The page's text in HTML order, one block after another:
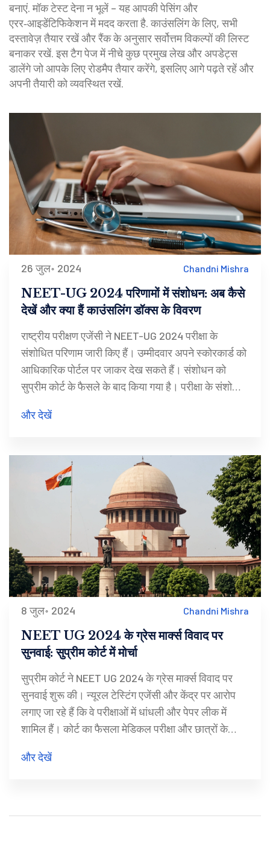
बनाएं. मॉक टेस्ट देना न भूलें – यह आपकी पेसिंग और
एरर‑आइडेंटिफिकेशन में मदद करता है. काउंसलिंग के लिए, सभी
दस्तावेज़ तैयार रखें और रैंक के अनुसार सर्वोत्तम विकल्पों की लिस्ट
बनाकर रखें. इस टैग पेज में नीचे कुछ प्रमुख लेख और अपडेट्स
डालेंगे जो आपके लिए रोडमैप तैयार करेंगे, इसलिए आगे पढ़ते रहें और
अपनी तैयारी को व्यवस्थित रखें.
26 जुल॰ 2024 Chandni Mishra
NEET-UG 2024 परिणामों में संशोधन: अब कैसे
देखें और क्या हैं काउंसलिंग डॉक्स के विवरण
राष्ट्रीय परीक्षण एजेंसी ने NEET-UG 2024 परीक्षा के
संशोधित परिणाम जारी किए हैं। उम्मीदवार अपने स्कोरकार्ड को
आधिकारिक पोर्टल पर जाकर देख सकते हैं। संशोधन को
सुप्रीम कोर्ट के फैसले के बाद किया गया है। परीक्षा के संशोधित
यहाँ पढ़ें।
और देखें
8 जुल॰ 2024 Chandni Mishra
NEET UG 2024 के ग्रेस मार्क्स विवाद पर
सुनवाई: सुप्रीम कोर्ट में मोर्चा
सुप्रीम कोर्ट ने NEET UG 2024 के ग्रेस मार्क्स विवाद पर
सुनवाई शुरू की। न्यूरल टेस्टिंग एजेंसी और केंद्र पर आरोप
लगाए जा रहे हैं कि वे परीक्षाओं में धांधली और पेपर लीक में
शामिल हैं। कोर्ट का फैसला मेडिकल परीक्षा और छात्रों के
अपडेट्स की प्रतीक्षा की जा रही है।
और देखें